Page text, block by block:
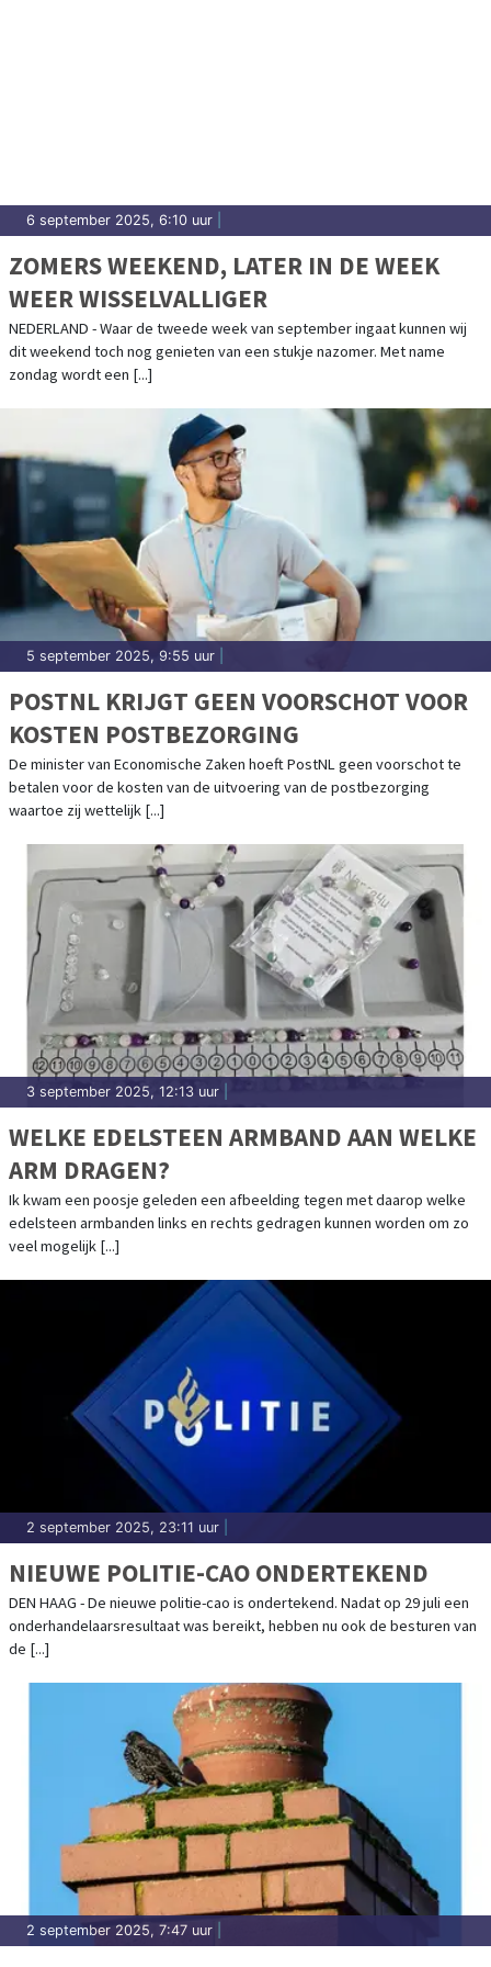
6 september 2025, 6:10 uur
ZOMERS WEEKEND, LATER IN DE WEEK
WEER WISSELVALLIGER
NEDERLAND - Waar de tweede week van september ingaat kunnen wij
dit weekend toch nog genieten van een stukje nazomer. Met name
zondag wordt een [...]
5 september 2025, 9:55 uur
POSTNL KRIJGT GEEN VOORSCHOT VOOR
KOSTEN POSTBEZORGING
De minister van Economische Zaken hoeft PostNL geen voorschot te
betalen voor de kosten van de uitvoering van de postbezorging
waartoe zij wettelijk [...]
3 september 2025, 12:13 uur
WELKE EDELSTEEN ARMBAND AAN WELKE
ARM DRAGEN?
Ik kwam een poosje geleden een afbeelding tegen met daarop welke
edelsteen armbanden links en rechts gedragen kunnen worden om zo
veel mogelijk [...]
2 september 2025, 23:11 uur
NIEUWE POLITIE-CAO ONDERTEKEND
DEN HAAG - De nieuwe politie-cao is ondertekend. Nadat op 29 juli een
onderhandelaarsresultaat was bereikt, hebben nu ook de besturen van
de [...]
2 september 2025, 7:47 uur